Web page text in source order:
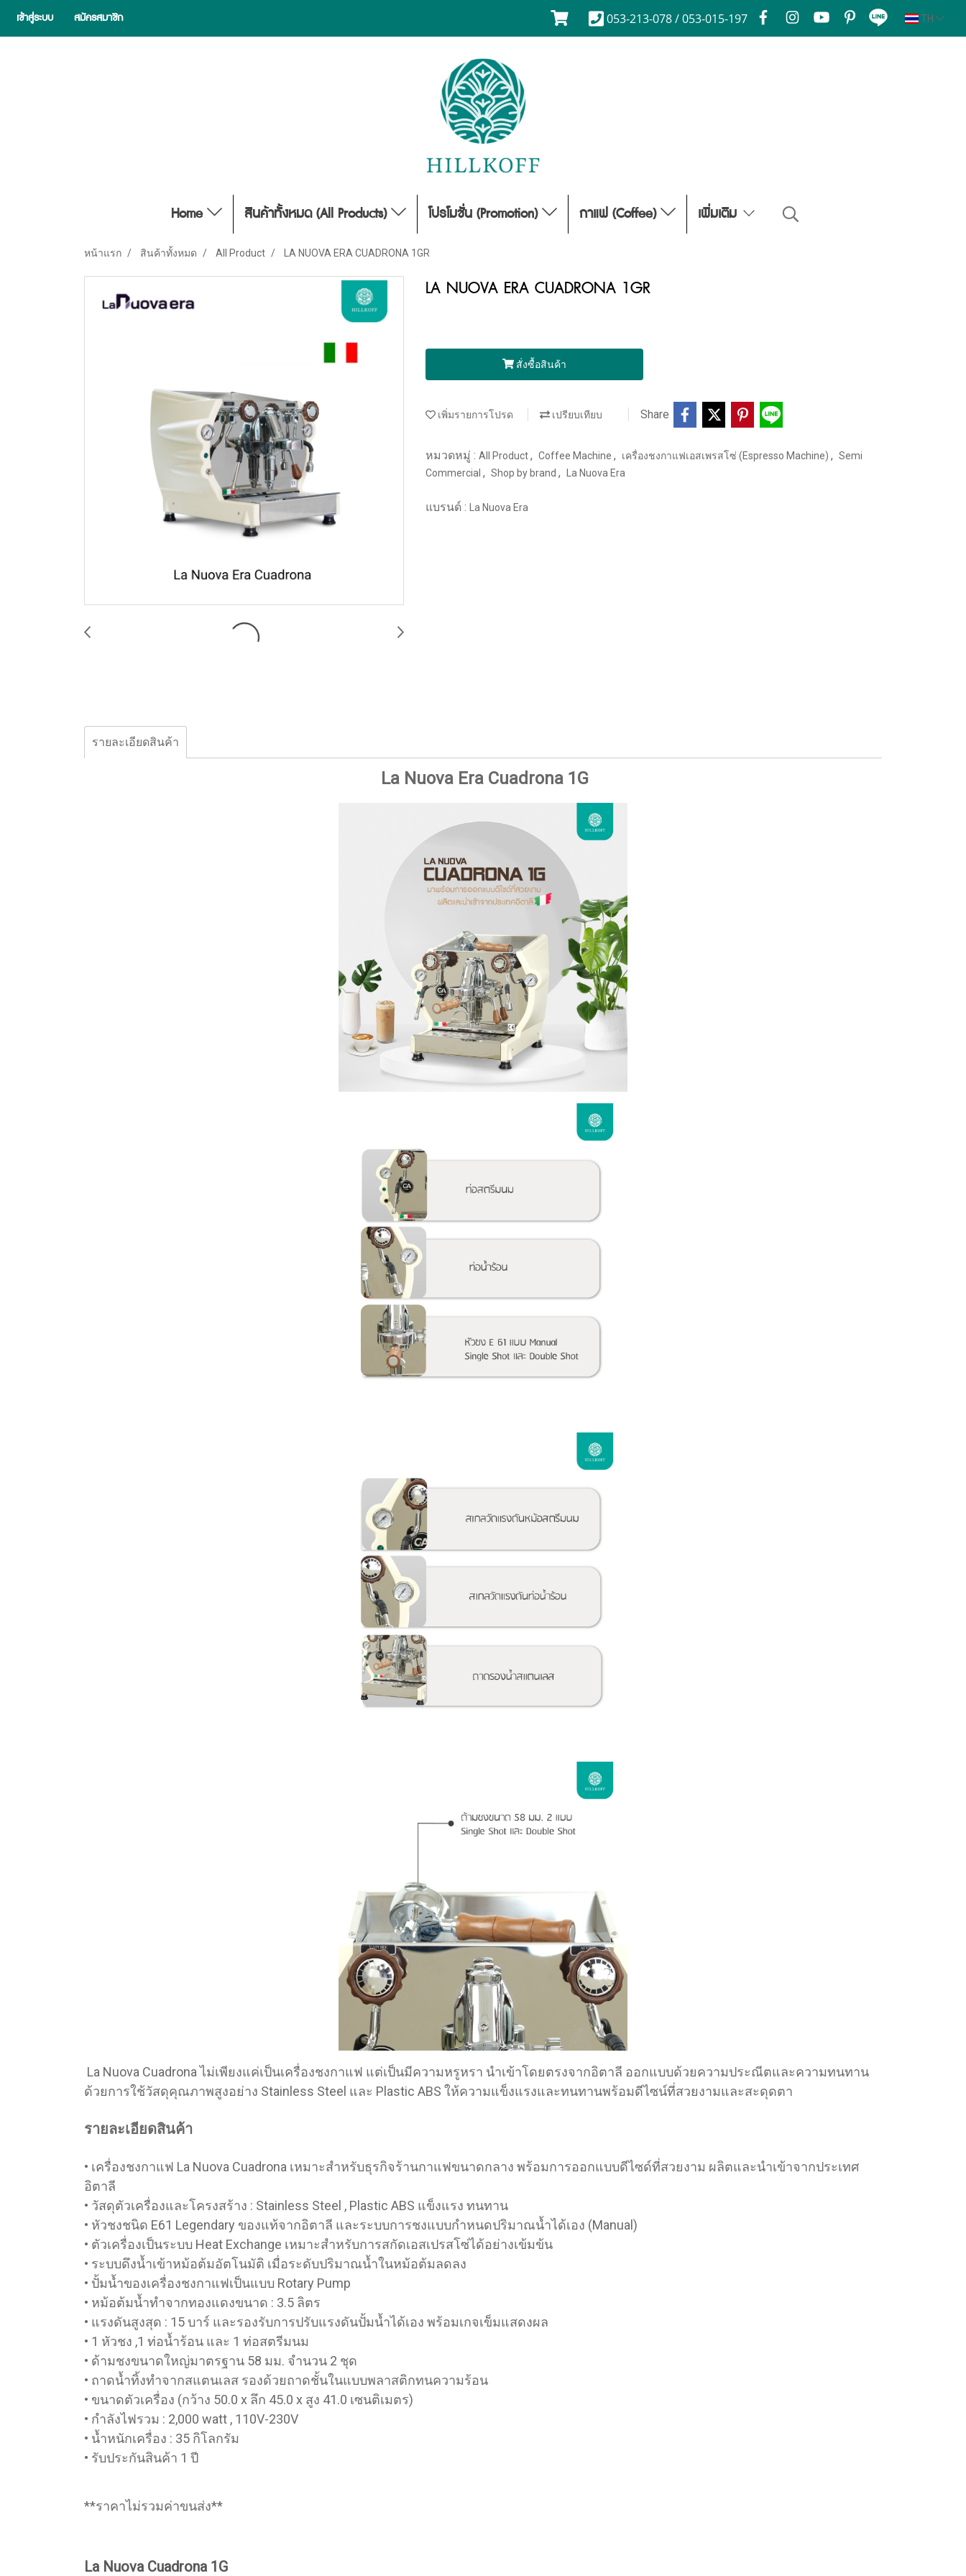
เข้าสู่ระบบ สมัครสมาชิก 053-213-078 / 053-015-197 TH
Home สินค้าทั้งหมด (All Products) โปรโมชั่น (Promotion) กาแฟ (Coffee) เพิ่มเติม
หน้าแรก สินค้าทั้งหมด All Product LA NUOVA ERA CUADRONA 1GR
LA NUOVA ERA CUADRONA 1GR
สั่งซื้อสินค้า
เพิ่มรายการโปรด เปรียบเทียบ Share
หมวดหมู่ : All Product, Coffee Machine , เครื่องชงกาแฟเอสเพรสโซ่ (Espresso Machine) , Semi
Commercial , Shop by brand , La Nuova Era
แบรนด์ : La Nuova Era
รายละเอียดสินค้า
La Nuova Era Cuadrona 1G
La Nuova Cuadrona ไม่เพียงแค่เป็นเครื่องชงกาแฟ แต่เป็นมีความหรูหรา นำเข้าโดยตรงจากอิตาลี ออกแบบด้วยความประณีตและความทนทาน
ด้วยการใช้วัสดุคุณภาพสูงอย่าง Stainless Steel และ Plastic ABS ให้ความแข็งแรงและทนทานพร้อมดีไซน์ที่สวยงามและสะดุดตา
รายละเอียดสินค้า
• เครื่องชงกาแฟ La Nuova Cuadrona เหมาะสำหรับธุรกิจร้านกาแฟขนาดกลาง พร้อมการออกแบบดีไซด์ที่สวยงาม ผลิตและนำเข้าจากประเทศ
อิตาลี
• วัสดุตัวเครื่องและโครงสร้าง : Stainless Steel , Plastic ABS แข็งแรง ทนทาน
• หัวชงชนิด E61 Legendary ของแท้จากอิตาลี และระบบการชงแบบกำหนดปริมาณน้ำได้เอง (Manual)
• ตัวเครื่องเป็นระบบ Heat Exchange เหมาะสำหรับการสกัดเอสเปรสโซ่ได้อย่างเข้มข้น
• ระบบดึงน้ำเข้าหม้อต้มอัตโนมัติ เมื่อระดับปริมาณน้ำในหม้อต้มลดลง
• ปั้มน้ำของเครื่องชงกาแฟเป็นแบบ Rotary Pump
• หม้อต้มน้ำทำจากทองแดงขนาด : 3.5 ลิตร
• แรงดันสูงสุด : 15 บาร์ และรองรับการปรับแรงดันปั้มน้ำได้เอง พร้อมเกจเข็มแสดงผล
• 1 หัวชง ,1 ท่อน้ำร้อน และ 1 ท่อสตรีมนม
• ด้ามชงขนาดใหญ่มาตรฐาน 58 มม. จำนวน 2 ชุด
• ถาดน้ำทิ้งทำจากสแตนเลส รองด้วยถาดชั้นในแบบพลาสติกทนความร้อน
• ขนาดตัวเครื่อง (กว้าง 50.0 x ลึก 45.0 x สูง 41.0 เซนติเมตร)
• กำลังไฟรวม : 2,000 watt , 110V-230V
• น้ำหนักเครื่อง : 35 กิโลกรัม
• รับประกันสินค้า 1 ปี
**ราคาไม่รวมค่าขนส่ง**
La Nuova Cuadrona 1G